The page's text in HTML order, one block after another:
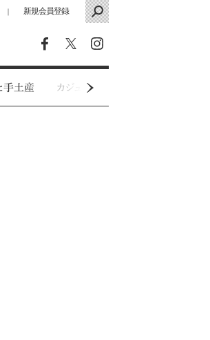
｜ 新規会員登録
手土産 カジュアルウェア